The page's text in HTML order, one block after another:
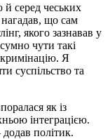
й серед чеських
що сам
якого зазнавав у
чути такі
Я
суспільство та
як із
інтеграцією.
додав політик.